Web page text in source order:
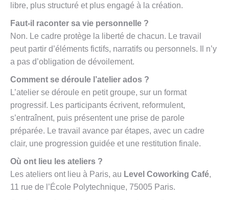
libre, plus structuré et plus engagé à la création.
Faut-il raconter sa vie personnelle ?
Non. Le cadre protège la liberté de chacun. Le travail
peut partir d’éléments fictifs, narratifs ou personnels. Il n’y
a pas d’obligation de dévoilement.
Comment se déroule l’atelier ados ?
L’atelier se déroule en petit groupe, sur un format
progressif. Les participants écrivent, reformulent,
s’entraînent, puis présentent une prise de parole
préparée. Le travail avance par étapes, avec un cadre
clair, une progression guidée et une restitution finale.
Où ont lieu les ateliers ?
Les ateliers ont lieu à Paris, au Level Coworking Café,
11 rue de l’École Polytechnique, 75005 Paris.